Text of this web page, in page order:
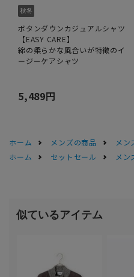
ボタンダウンカジュアルシャツ
【EASY CARE】
綿の柔らかな風合いが特徴のイ
ージーケアシャツ
5,489円
ホーム メンズの商品 メン
ホーム
セットセール メン